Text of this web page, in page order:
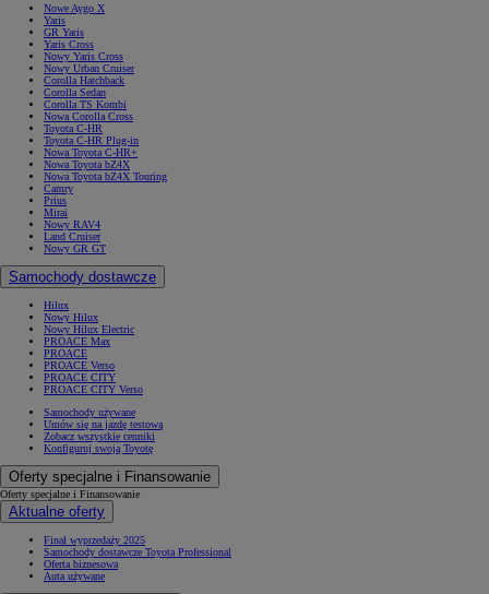
Nowe Aygo X
Yaris
GR Yaris
Yaris Cross
Nowy Yaris Cross
Nowy Urban Cruiser
Corolla Hatchback
Corolla Sedan
Corolla TS Kombi
Nowa Corolla Cross
Toyota C-HR
Toyota C-HR Plug-in
Nowa Toyota C-HR+
Nowa Toyota bZ4X
Nowa Toyota bZ4X Touring
Camry
Prius
Mirai
Nowy RAV4
Land Cruiser
Nowy GR GT
Samochody dostawcze
Hilux
Nowy Hilux
Nowy Hilux Electric
PROACE Max
PROACE
PROACE Verso
PROACE CITY
PROACE CITY Verso
Samochody używane
Umów się na jazdę testową
Zobacz wszystkie cenniki
Konfiguruj swoją Toyotę
Oferty specjalne i Finansowanie
Oferty specjalne i Finansowanie
Aktualne oferty
Finał wyprzedaży 2025
Samochody dostawcze Toyota Professional
Oferta biznesowa
Auta używane